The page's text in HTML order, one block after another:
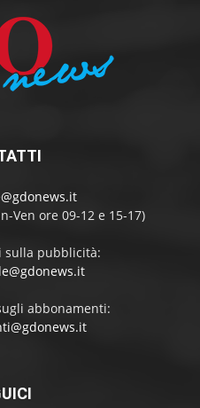
Ven ore 09-12 e 15-17)
sulla pubblicità:
abbonamenti: